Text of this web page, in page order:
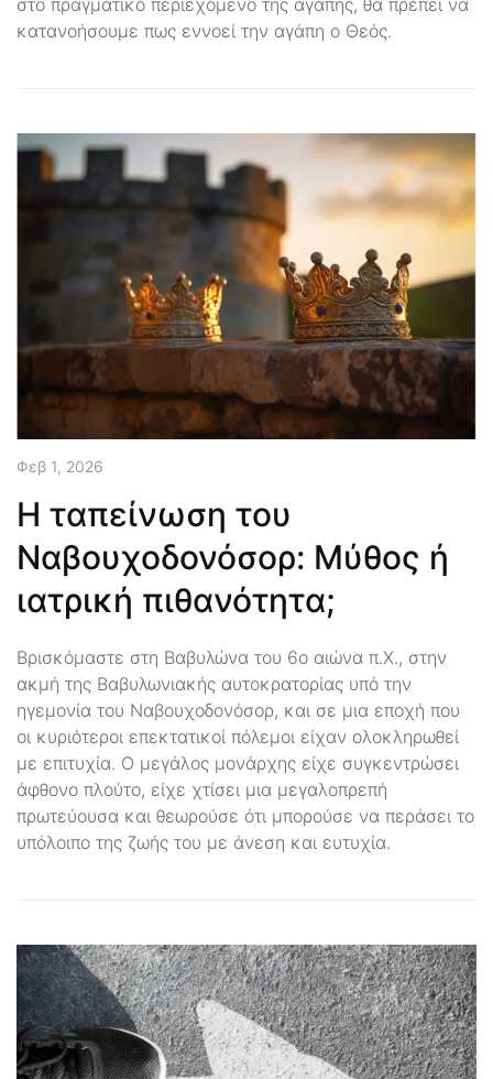
στο πραγματικό περιεχόμενο της αγάπης, θα πρέπει να
κατανοήσουμε πως εννοεί την αγάπη ο Θεός.
Φεβ 1, 2026
Η ταπείνωση του
Ναβουχοδονόσορ: Μύθος ή
ιατρική πιθανότητα;
Βρισκόμαστε στη Βαβυλώνα του 6ο αιώνα π.Χ., στην
ακμή της Βαβυλωνιακής αυτοκρατορίας υπό την
ηγεμονία του Ναβουχοδονόσορ, και σε μια εποχή που
οι κυριότεροι επεκτατικοί πόλεμοι είχαν ολοκληρωθεί
με επιτυχία. Ο μεγάλος μονάρχης είχε συγκεντρώσει
άφθονο πλούτο, είχε χτίσει μια μεγαλοπρεπή
πρωτεύουσα και θεωρούσε ότι μπορούσε να περάσει το
υπόλοιπο της ζωής του με άνεση και ευτυχία.